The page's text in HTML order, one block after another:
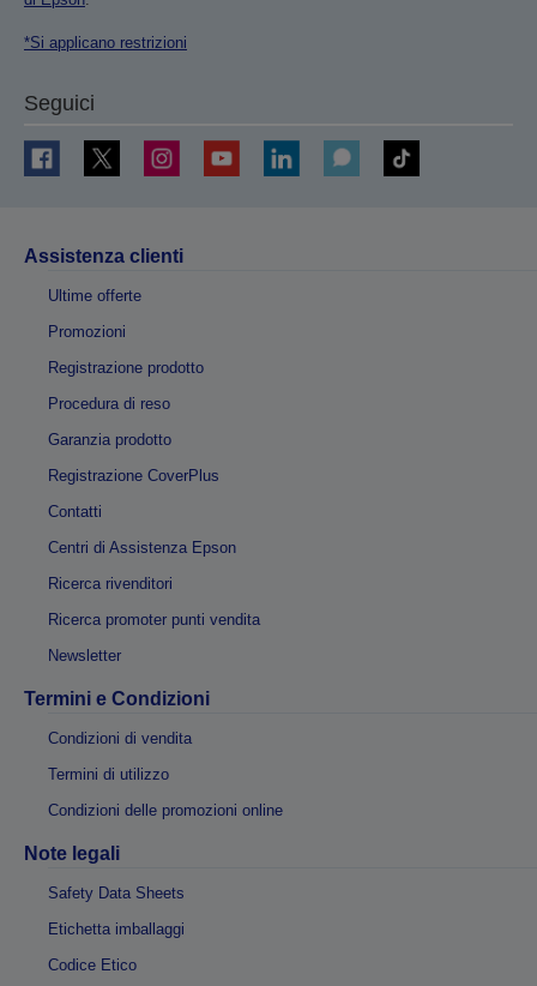
*Si applicano restrizioni
Seguici
Assistenza clienti
Ultime offerte
Promozioni
Registrazione prodotto
Procedura di reso
Garanzia prodotto
Registrazione CoverPlus
Contatti
Centri di Assistenza Epson
Ricerca rivenditori
Ricerca promoter punti vendita
Newsletter
Termini e Condizioni
Condizioni di vendita
Termini di utilizzo
Condizioni delle promozioni online
Note legali
Safety Data Sheets
Etichetta imballaggi
Codice Etico